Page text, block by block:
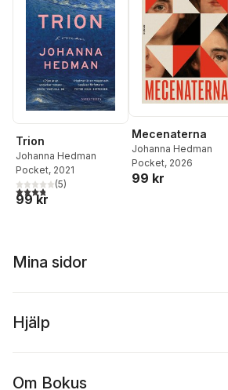
Trion
Johanna Hedman
Pocket, 2021
3,8utav 5 stjärnor. Totalt antal röster:
(5)
99 kr
Mecenaterna
Johanna Hedman
Pocket, 2026
99 kr
Mina sidor
Hjälp
Om Bokus